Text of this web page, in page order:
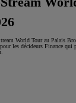
World Tour au Palais
les décideurs Finance qui